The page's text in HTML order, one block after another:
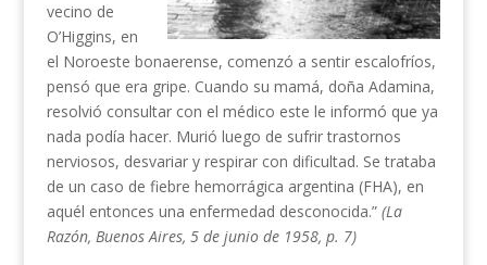
vecino de
O’Higgins, en
el Noroeste bonaerense, comenzó a sentir escalofríos,
pensó que era gripe. Cuando su mamá, doña Adamina,
resolvió consultar con el médico este le informó que ya
nada podía hacer. Murió luego de sufrir trastornos
nerviosos, desvariar y respirar con dificultad. Se trataba
de un caso de fiebre hemorrágica argentina (FHA), en
aquél entonces una enfermedad desconocida.” (La
Razón, Buenos Aires, 5 de junio de 1958, p. 7)